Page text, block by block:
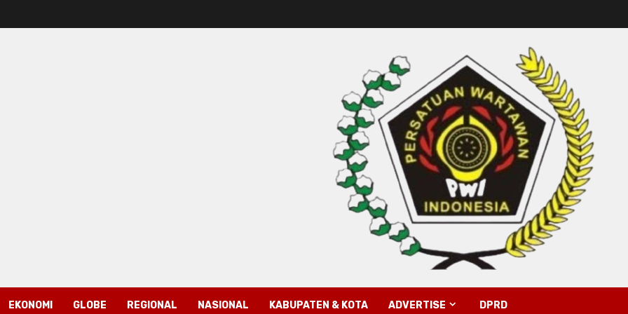
EKONOMI GLOBE REGIONAL NASIONAL KABUPATEN & KOTA ADVERTISE DPRD